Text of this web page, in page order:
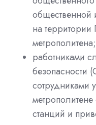
общественной
на территории
метрополитена;
работниками
безопасности
сотрудниками
станций и